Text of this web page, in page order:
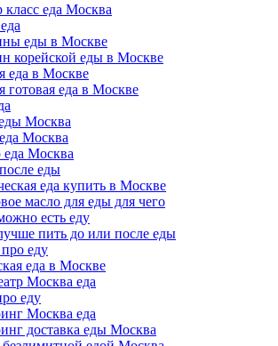
класс еда Москва
еды в Москве
корейской еды в Москве
еда в Москве
готовая еда в Москве
Москва
Москва
еда Москва
еды
еда купить в Москве
масло для еды для чего
есть еду
пить до или после еды
еду
еда в Москве
Москва еда
еду
Москва еда
доставка еды Москва